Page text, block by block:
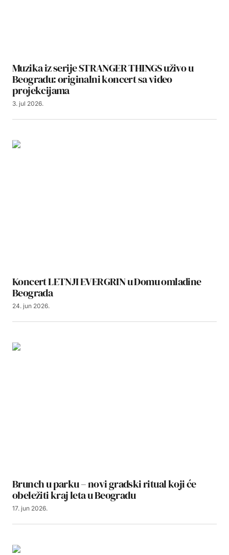
Muzika iz serije STRANGER THINGS uživo u
Beogradu: originalni koncert sa video
projekcijama
3. jul 2026.
Koncert LETNJI EVERGRIN u Domu omladine
Beograda
24. jun 2026.
Brunch u parku – novi gradski ritual koji će
obeležiti kraj leta u Beogradu
17. jun 2026.